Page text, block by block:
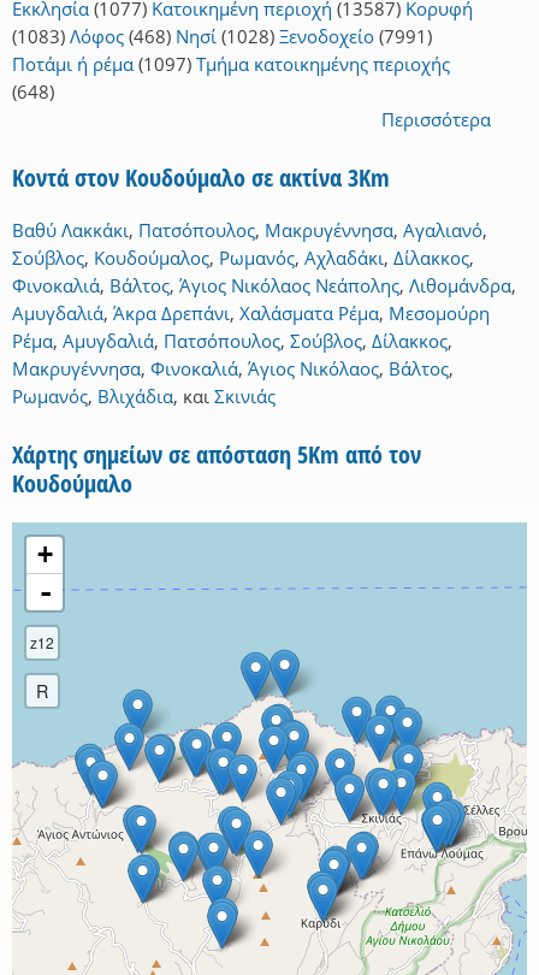
Εκκλησία (1077) Κατοικημένη περιοχή (13587) Κορυφή
(1083) Λόφος (468) Νησί (1028) Ξενοδοχείο (7991)
Ποτάμι ή ρέμα (1097) Τμήμα κατοικημένης περιοχής
(648)
Περισσότερα
Κοντά στον Κουδούμαλο σε ακτίνα 3Km
Βαθύ Λακκάκι, Πατσόπουλος, Μακρυγέννησα, Αγαλιανό,
Σούβλος, Κουδούμαλος, Ρωμανός, Αχλαδάκι, Δίλακκος,
Φινοκαλιά, Βάλτος, Άγιος Νικόλαος Νεάπολης, Λιθομάνδρα,
Αμυγδαλιά, Άκρα Δρεπάνι, Χαλάσματα Ρέμα, Μεσομούρη
Ρέμα, Αμυγδαλιά, Πατσόπουλος, Σούβλος, Δίλακκος,
Μακρυγέννησα, Φινοκαλιά, Άγιος Νικόλαος, Βάλτος,
Ρωμανός, Βλιχάδια, και Σκινιάς
Χάρτης σημείων σε απόσταση 5Km από τον
Κουδούμαλο
+
-
z12
R